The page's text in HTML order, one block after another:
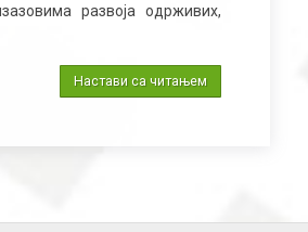
развоја одрживих,
Настави са читањем